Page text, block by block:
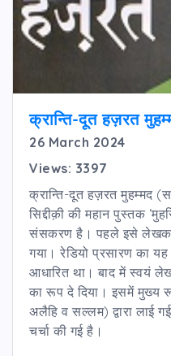
क्रान्ति-दूत हज़रत
26 March 2024
Views: 3397
क्रान्ति-दूत हज़रत मुहम्मद
सिद्दीक़ी की महान पुस्तक
संसकरण है। पहले इसे लेखक
गया। रेडियो प्रसारण का
आधारित था। बाद में स्वयं
का रूप दे दिया। इसमें मुख्य
अलैहि व सल्लम) द्वारा लाई
चर्चा की गई है।